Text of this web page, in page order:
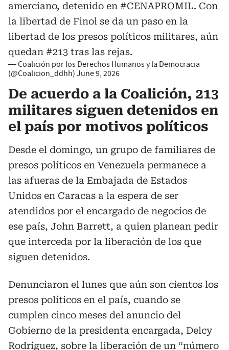
amerciano, detenido en #CENAPROMIL. Con
la libertad de Finol se da un paso en la
libertad de los presos políticos militares, aún
quedan #213 tras las rejas.
— Coalición por los Derechos Humanos y la Democracia
(@Coalicion_ddhh) June 9, 2026
De acuerdo a la Coalición, 213
militares siguen detenidos en
el país por motivos políticos
Desde el domingo, un grupo de familiares de
presos políticos en Venezuela permanece a
las afueras de la Embajada de Estados
Unidos en Caracas a la espera de ser
atendidos por el encargado de negocios de
ese país, John Barrett, a quien planean pedir
que interceda por la liberación de los que
siguen detenidos.
Denunciaron el lunes que aún son cientos los
presos políticos en el país, cuando se
cumplen cinco meses del anuncio del
Gobierno de la presidenta encargada, Delcy
Rodríguez, sobre la liberación de un “número